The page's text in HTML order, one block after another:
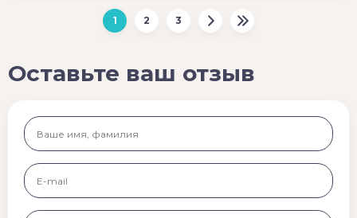
1 2 3
Оставьте ваш отзыв